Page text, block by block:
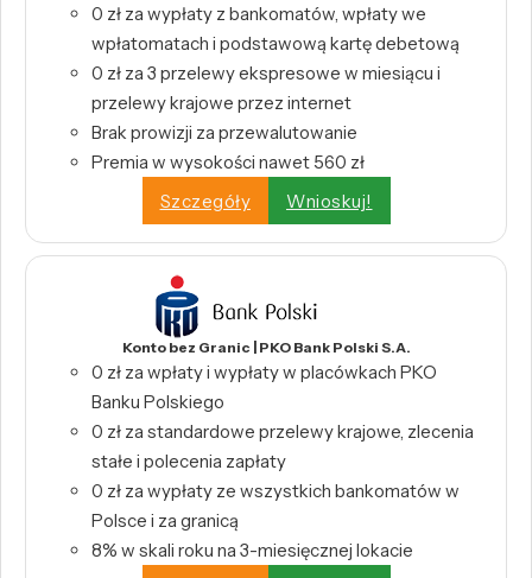
0 zł za wypłaty z bankomatów, wpłaty we
wpłatomatach i podstawową kartę debetową
0 zł za 3 przelewy ekspresowe w miesiącu i
przelewy krajowe przez internet
Brak prowizji za przewalutowanie
Premia w wysokości nawet 560 zł
Szczegóły
Wnioskuj!
Konto bez Granic | PKO Bank Polski S.A.
0 zł za wpłaty i wypłaty w placówkach PKO
Banku Polskiego
0 zł za standardowe przelewy krajowe, zlecenia
stałe i polecenia zapłaty
0 zł za wypłaty ze wszystkich bankomatów w
Polsce i za granicą
8% w skali roku na 3-miesięcznej lokacie